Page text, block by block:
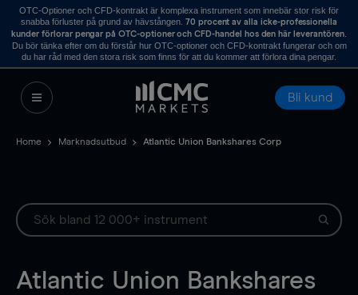
OTC-Optioner och CFD-kontrakt är komplexa instrument som innebär stor risk för
snabba förluster på grund av hävstången. 70 procent av alla icke-professionella
kunder förlorar pengar på OTC-optioner och CFD-handel hos den här leverantören.
Du bör tänka efter om du förstår hur OTC-optioner och CFD-kontrakt fungerar och om
du har råd med den stora risk som finns för att du kommer att förlora dina pengar.
Bli kund
Home Marknadsutbud Atlantic Union Bankshares Corp
Atlantic Union Bankshares